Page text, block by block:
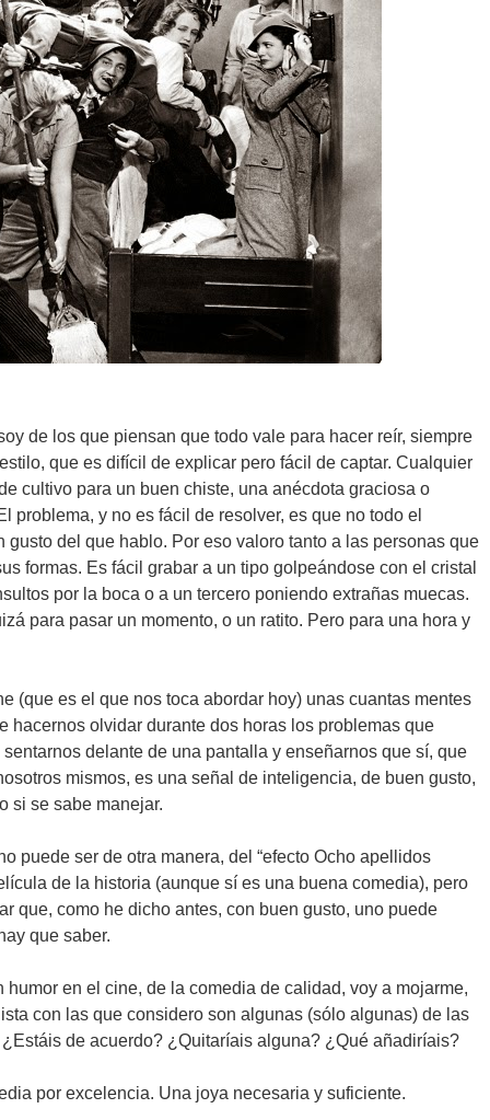
de los que piensan que todo vale para hacer reír, siempre
que es difícil de explicar pero fácil de captar. Cualquier
cultivo para un buen chiste, una anécdota graciosa o
problema, y no es fácil de resolver, es que no todo el
del que hablo. Por eso valoro tanto a las personas que
formas. Es fácil grabar a un tipo golpeándose con el cristal
por la boca o a un tercero poniendo extrañas muecas.
para pasar un momento, o un ratito. Pero para una hora y
(que es el que nos toca abordar hoy) unas cuantas mentes
hacernos olvidar durante dos horas los problemas que
delante de una pantalla y enseñarnos que sí, que
mismos, es una señal de inteligencia, de buen gusto,
si se sabe manejar.
puede ser de otra manera, del “efecto Ocho apellidos
de la historia (aunque sí es una buena comedia), pero
que, como he dicho antes, con buen gusto, uno puede
que saber.
en el cine, de la comedia de calidad, voy a mojarme,
con las que considero son algunas (sólo algunas) de las
de acuerdo? ¿Quitaríais alguna? ¿Qué añadiríais?
por excelencia. Una joya necesaria y suficiente.